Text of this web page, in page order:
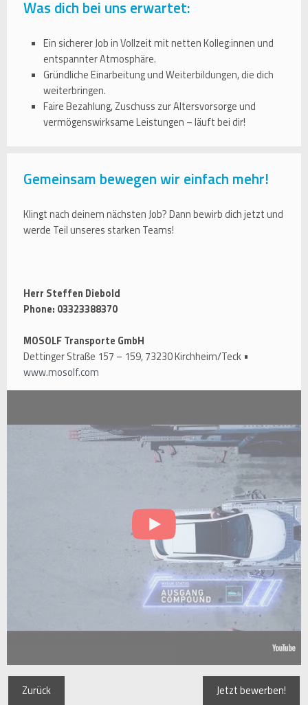
Was dich bei uns erwartet:
Ein sicherer Job in Vollzeit mit netten Kolleg:innen und
entspannter Atmosphäre.
Gründliche Einarbeitung und Weiterbildungen, die dich
weiterbringen.
Faire Bezahlung, Zuschuss zur Altersvorsorge und
vermögenswirksame Leistungen – läuft bei dir!
Gemeinsam bewegen wir einfach mehr!
Klingt nach deinem nächsten Job? Dann bewirb dich jetzt und
werde Teil unseres starken Teams!
Herr Steffen Diebold
Phone: 03323388370
MOSOLF Transporte GmbH
Dettinger Straße 157 – 159, 73230 Kirchheim/Teck •
www.mosolf.com
Zurück Jetzt bewerben!